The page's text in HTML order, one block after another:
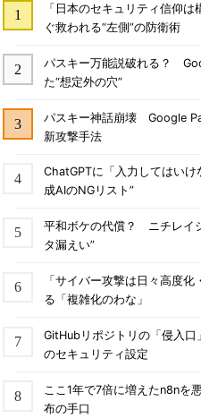
「日本のセキュリティ信仰
ぐ救われる“左側”の防衛術
パスキー万能説破れる？
た“想定外の穴”
パスキー神話崩壊 Google
新攻撃手法
ChatGPTに「入力してはい
成AIのNGリスト”
平和ボケの代償？ ニチレイ
タ漏えい”
「サイバー攻撃は日々高度
る「複雑化のわな」
GitHubリポジトリの「侵入
のセキュリティ設定
ここ1年で7倍に増えたn8nを
布の手口